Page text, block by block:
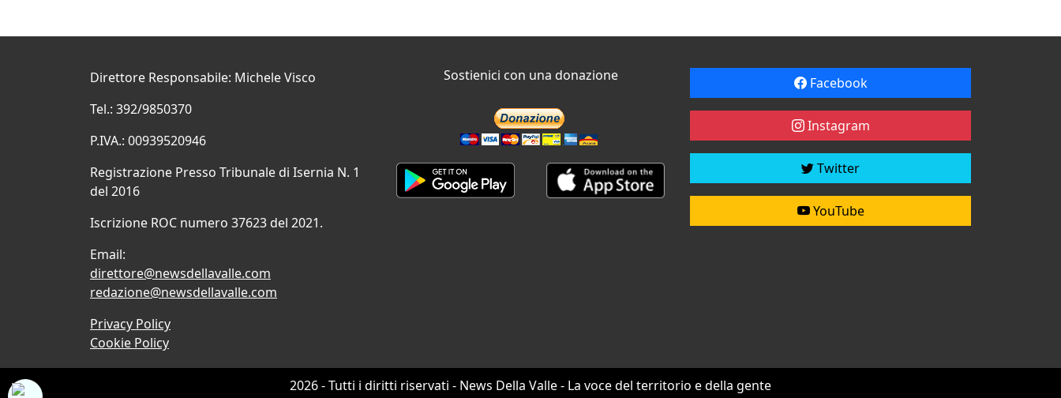
Direttore Responsabile: Michele Visco
Tel.: 392/9850370
P.IVA.: 00939520946
Registrazione Presso Tribunale di Isernia N. 1
del 2016
Iscrizione ROC numero 37623 del 2021.
Email:
direttore@newsdellavalle.com
redazione@newsdellavalle.com
Privacy Policy
Cookie Policy
Sostienici con una donazione Facebook
Instagram
Twitter
YouTube
2026 - Tutti i diritti riservati - News Della Valle - La voce del territorio e della gente